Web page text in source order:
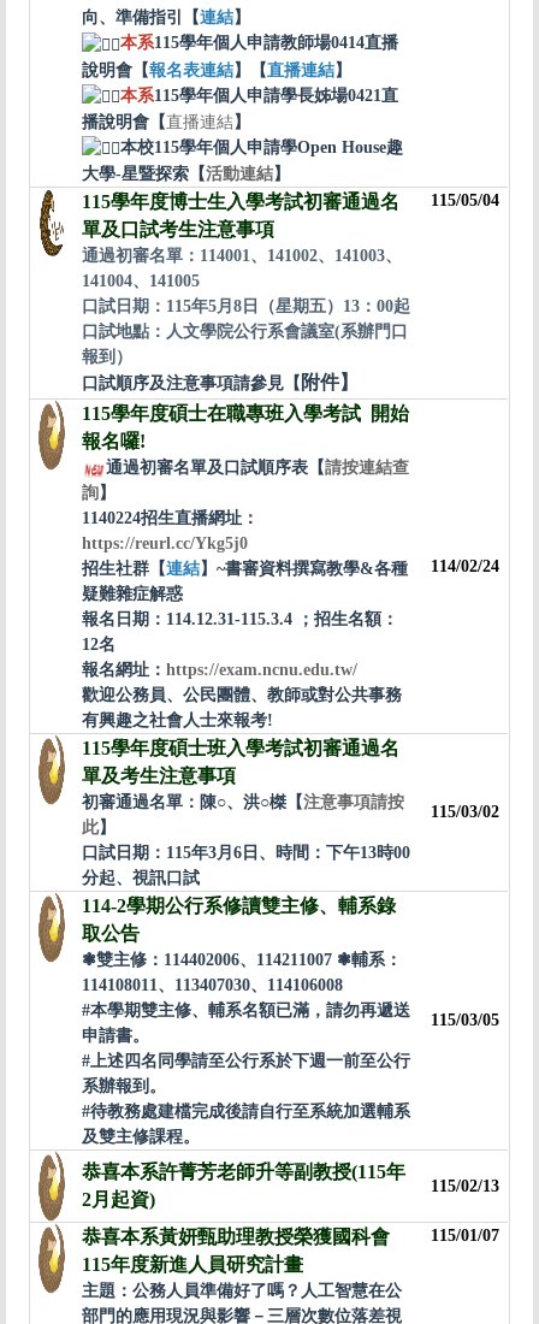
向、準備指引【連結】
本系115學年個人申請教師場0414直播
說明會【報名表連結】 【直播連結】
本系115學年個人申請學長姊場0421直
播說明會 【直播連結 】
本校115學年個人申請學Open House趣
大學-星暨探索【活動連結】
115學年度博士生入學考試初審通過名
單及口試考生注意事項
通過初審名單：114001、141002、141003、
141004、141005
口試日期：115年5月8日（星期五）13：00起
口試地點：人文學院公行系會議室(系辦門口
報到）
口試順序及注意事項請參見【 附件】
115/05/04
115學年度碩士在職專班入學考試 開始
報名囉!
通過初審名單及口試順序表【請按連結查
詢】
1140224招生直播網址：
https://reurl.cc/Ykg5j0
招生社群 【連結】~書審資料撰寫教學&各種
疑難雜症解惑
報名日期：114.12.31-115.3.4 ；招生名額：
12名
報名網址：https://exam.ncnu.edu.tw/
歡迎公務員、公民團體、教師或對公共事務
有興趣之社會人士來報考!
114/02/24
115學年度碩士班入學考試初審通過名
單及考生注意事項
初審通過名單：陳○、洪○榤【注意事項請按
此】
口試日期：115年3月6日、時間：下午13時00
分起、視訊口試
115/03/02
114-2學期公行系修讀雙主修、輔系錄
取公告
❃雙主修：114402006、114211007 ❃輔系：
114108011、113407030、114106008
#本學期雙主修、輔系名額已滿，請勿再遞送
申請書。
#上述四名同學請至公行系於下週一前至公行
系辦報到。
#待教務處建檔完成後請自行至系統加選輔系
及雙主修課程。
115/03/05
恭喜本系許菁芳老師升等副教授(115年
2月起資)
115/02/13
恭喜本系黃妍甄助理教授榮獲國科會
115年度新進人員研究計畫
主題：公務人員準備好了嗎？人工智慧在公
部門的應用現況與影響－三層次數位落差視
115/01/07